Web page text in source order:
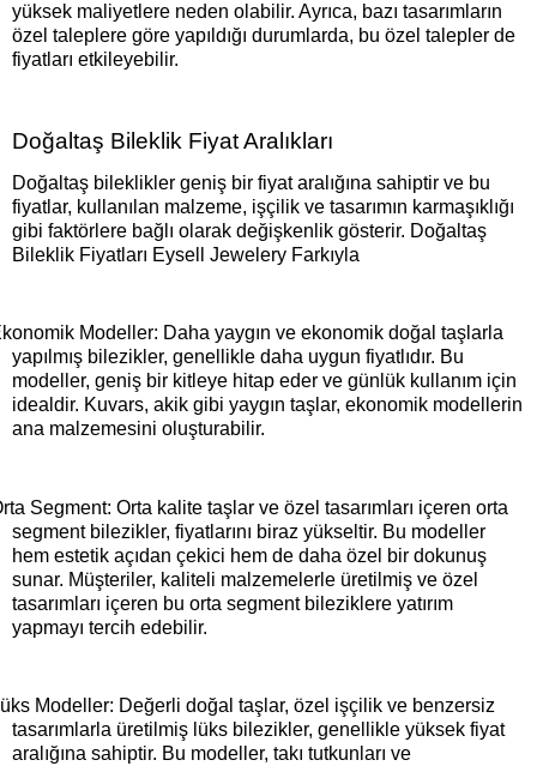
yüksek maliyetlere neden olabilir. Ayrıca, bazı tasarımların
özel taleplere göre yapıldığı durumlarda, bu özel talepler de
fiyatları etkileyebilir.
Doğaltaş Bileklik Fiyat Aralıkları
Doğaltaş bileklikler geniş bir fiyat aralığına sahiptir ve bu
fiyatlar, kullanılan malzeme, işçilik ve tasarımın karmaşıklığı
gibi faktörlere bağlı olarak değişkenlik gösterir. Doğaltaş
Bileklik Fiyatları Eysell Jewelery Farkıyla
Modeller: Daha yaygın ve ekonomik doğal taşlarla
yapılmış bilezikler, genellikle daha uygun fiyatlıdır. Bu
modeller, geniş bir kitleye hitap eder ve günlük kullanım için
idealdir. Kuvars, akik gibi yaygın taşlar, ekonomik modellerin
ana malzemesini oluşturabilir.
Segment: Orta kalite taşlar ve özel tasarımları içeren orta
segment bilezikler, fiyatlarını biraz yükseltir. Bu modeller
hem estetik açıdan çekici hem de daha özel bir dokunuş
sunar. Müşteriler, kaliteli malzemelerle üretilmiş ve özel
tasarımları içeren bu orta segment bileziklere yatırım
yapmayı tercih edebilir.
Modeller: Değerli doğal taşlar, özel işçilik ve benzersiz
tasarımlarla üretilmiş lüks bilezikler, genellikle yüksek fiyat
aralığına sahiptir. Bu modeller, takı tutkunları ve